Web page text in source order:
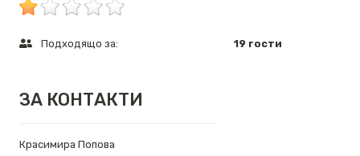
Подходящо за: 19 гости
ЗА КОНТАКТИ
Красимира Попова